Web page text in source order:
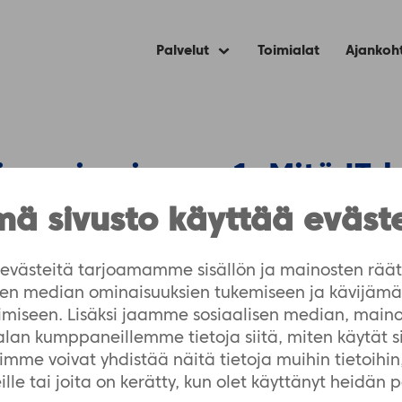
sivusto käyttää
tarjoamamme sisällön ja mainosten
median ominaisuuksien tukemiseen ja
Lisäksi jaamme sosiaalisen median,
kumppaneillemme tietoja siitä, miten käytät
voivat yhdistää näitä tietoja muihin
tai joita on kerätty, kun olet käyttänyt heidän
Palvelut
ExpandToimialat
osa 1: Mitä
ATK-päivät